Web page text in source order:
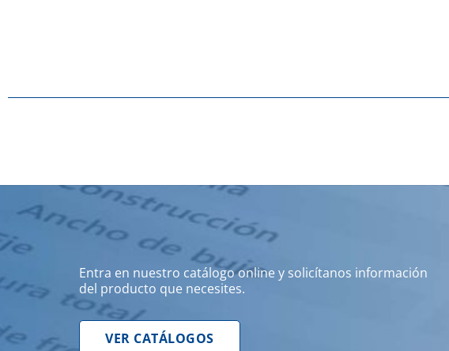
Entra en nuestro catálogo online y solicítanos información
del producto que necesites.
VER CATÁLOGOS